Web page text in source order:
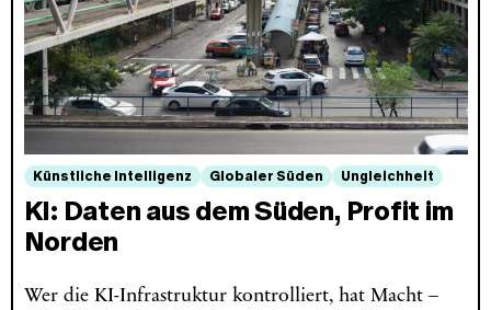
Künstliche Intelligenz Globaler Süden Ungleichheit
KI: Daten aus dem Süden, Profit im
Norden
Wer die KI-Infrastruktur kontrolliert, hat Macht –